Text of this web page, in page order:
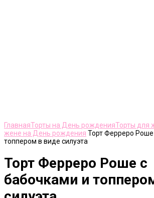
ГлавнаяТорты на День рожденияТорты для
жене на День рождения Торт Ферреро
топпером в виде силуэта
Торт Ферреро Роше с
бабочками и